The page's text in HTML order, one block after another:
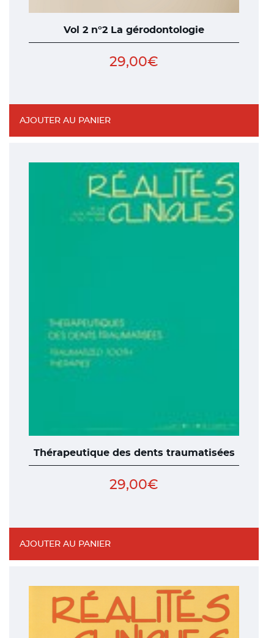
Vol 2 n°2 La gérodontologie
29,00€
AJOUTER AU PANIER
Thérapeutique des dents traumatisées
29,00€
AJOUTER AU PANIER